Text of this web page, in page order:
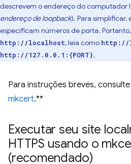
descrevem o endereço do computador
endereço de loopback). Para simplificar,
especificam números de porta.
http://localhost, leia como http://
http://127.0.0.1:{PORT}.
Para instruções breves, consulte
mkcert.**
Executar seu site
HTTPS usando o
(recomendado)